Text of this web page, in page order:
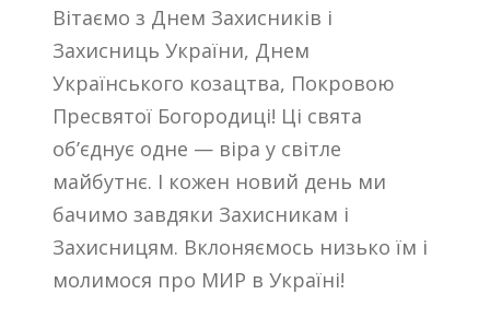
Вітаємо з Днем Захисників і
Захисниць України, Днем
Українського козацтва, Покровою
Пресвятої Богородиці! Ці свята
об’єднує одне — віра у світле
майбутнє. І кожен новий день ми
бачимо завдяки Захисникам і
Захисницям. Вклоняємось низько їм і
молимося про МИР в Україні!